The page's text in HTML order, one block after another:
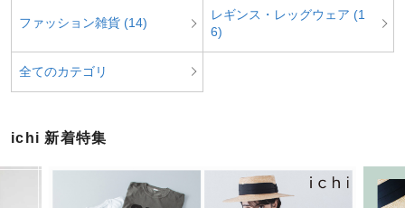
ファッション雑貨 (14)
レギンス・レッグウェア (1
6)
全てのカテゴリ
ichi 新着特集